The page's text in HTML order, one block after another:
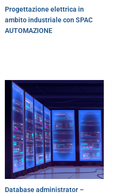
Progettazione elettrica in
ambito industriale con SPAC
AUTOMAZIONE
Database administrator –